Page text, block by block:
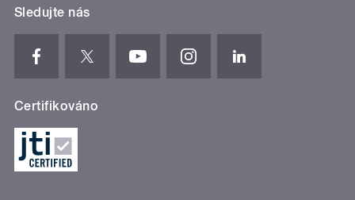
Sledujte nás
Certifikováno